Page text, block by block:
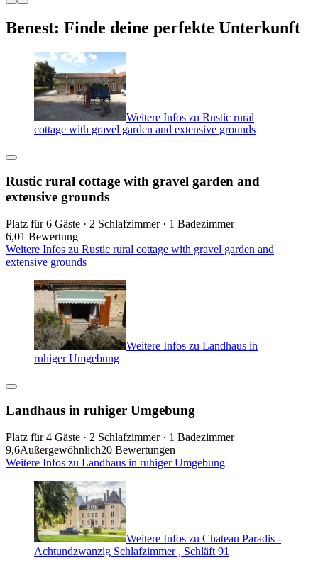
Benest: Finde deine perfekte Unterkunft
Weitere Infos zu Rustic rural
cottage with gravel garden and extensive grounds
Rustic rural cottage with gravel garden and
extensive grounds
Platz für 6 Gäste · 2 Schlafzimmer · 1 Badezimmer
6,01 Bewertung
Weitere Infos zu Rustic rural cottage with gravel garden and
extensive grounds
Weitere Infos zu Landhaus in
ruhiger Umgebung
Landhaus in ruhiger Umgebung
Platz für 4 Gäste · 2 Schlafzimmer · 1 Badezimmer
9,6Außergewöhnlich20 Bewertungen
Weitere Infos zu Landhaus in ruhiger Umgebung
Weitere Infos zu Chateau Paradis -
Achtundzwanzig Schlafzimmer , Schläft 91